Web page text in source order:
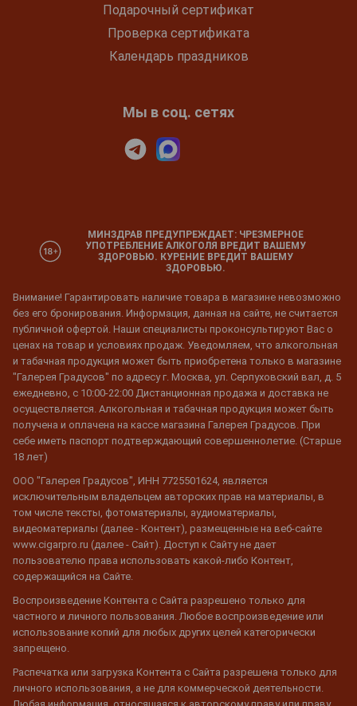
Подарочный сертификат
Проверка сертификата
Календарь праздников
Мы в соц. сетях
МИНЗДРАВ ПРЕДУПРЕЖДАЕТ: ЧРЕЗМЕРНОЕ
УПОТРЕБЛЕНИЕ АЛКОГОЛЯ ВРЕДИТ ВАШЕМУ
ЗДОРОВЬЮ. КУРЕНИЕ ВРЕДИТ ВАШЕМУ
ЗДОРОВЬЮ.
Внимание! Гарантировать наличие товара в магазине невозможно
без его бронирования. Информация, данная на сайте, не считается
публичной офертой. Наши специалисты проконсультируют Вас о
ценах на товар и условиях продаж. Уведомляем, что алкогольная
и табачная продукция может быть приобретена только в магазине
"Галерея Градусов" по адресу г. Москва, ул. Серпуховский вал, д. 5
ежедневно, с 10:00-22:00 Дистанционная продажа и доставка не
осуществляется. Алкогольная и табачная продукция может быть
получена и оплачена на кассе магазина Галерея Градусов. При
себе иметь паспорт подтверждающий совершеннолетие. (Старше
18 лет)
ООО "Галерея Градусов", ИНН 7725501624, является
исключительным владельцем авторских прав на материалы, в
том числе тексты, фотоматериалы, аудиоматериалы,
видеоматериалы (далее - Контент), размещенные на веб-сайте
www.cigarpro.ru (далее - Сайт). Доступ к Сайту не дает
пользователю права использовать какой-либо Контент,
содержащийся на Сайте.
Воспроизведение Контента с Сайта разрешено только для
частного и личного пользования. Любое воспроизведение или
использование копий для любых других целей категорически
запрещено.
Распечатка или загрузка Контента с Сайта разрешена только для
личного использования, а не для коммерческой деятельности.